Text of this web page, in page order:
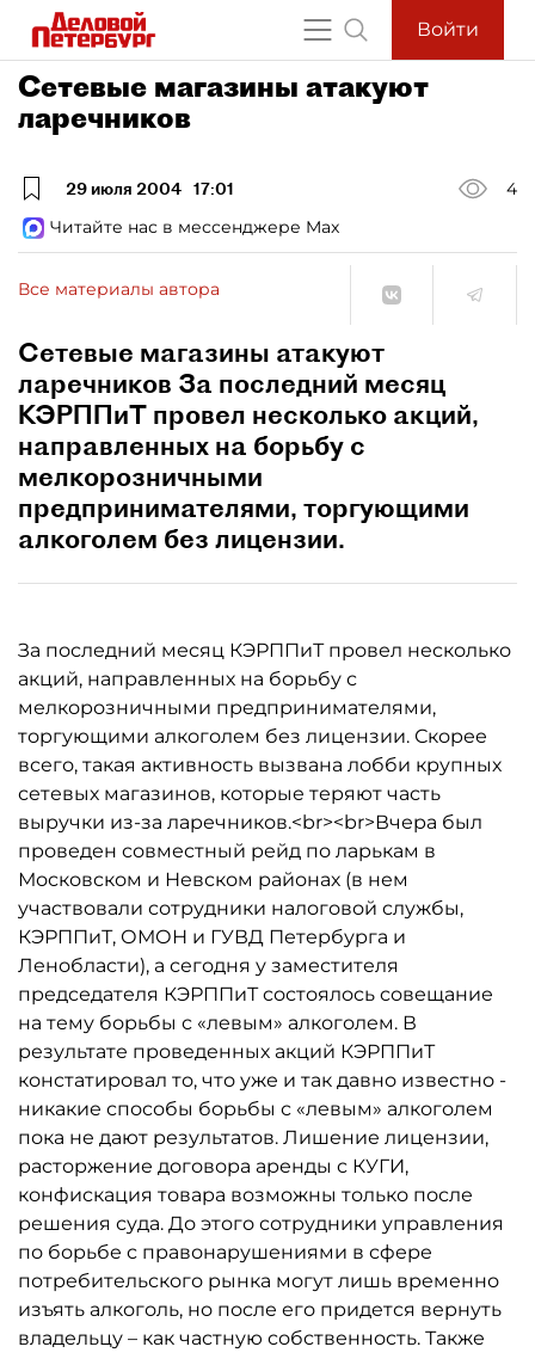
Войти
Сетевые магазины атакуют
ларечников
29 июля 2004 17:01
4
Читайте нас в мессенджере Max
Все материалы автора
Сетевые магазины атакуют
ларечников За последний месяц
КЭРППиТ провел несколько акций,
направленных на борьбу с
мелкорозничными
предпринимателями, торгующими
алкоголем без лицензии.
За последний месяц КЭРППиТ провел несколько
акций, направленных на борьбу с
мелкорозничными предпринимателями,
торгующими алкоголем без лицензии. Скорее
всего, такая активность вызвана лобби крупных
сетевых магазинов, которые теряют часть
выручки из-за ларечников.<br><br>Вчера был
проведен совместный рейд по ларькам в
Московском и Невском районах (в нем
участвовали сотрудники налоговой службы,
КЭРППиТ, ОМОН и ГУВД Петербурга и
Ленобласти), а сегодня у заместителя
председателя КЭРППиТ состоялось совещание
на тему борьбы с «левым» алкоголем. В
результате проведенных акций КЭРППиТ
констатировал то, что уже и так давно известно -
никакие способы борьбы с «левым» алкоголем
пока не дают результатов. Лишение лицензии,
расторжение договора аренды с КУГИ,
конфискация товара возможны только после
решения суда. До этого сотрудники управления
по борьбе с правонарушениями в сфере
потребительского рынка могут лишь временно
изъять алкоголь, но после его придется вернуть
владельцу – как частную собственность. Также